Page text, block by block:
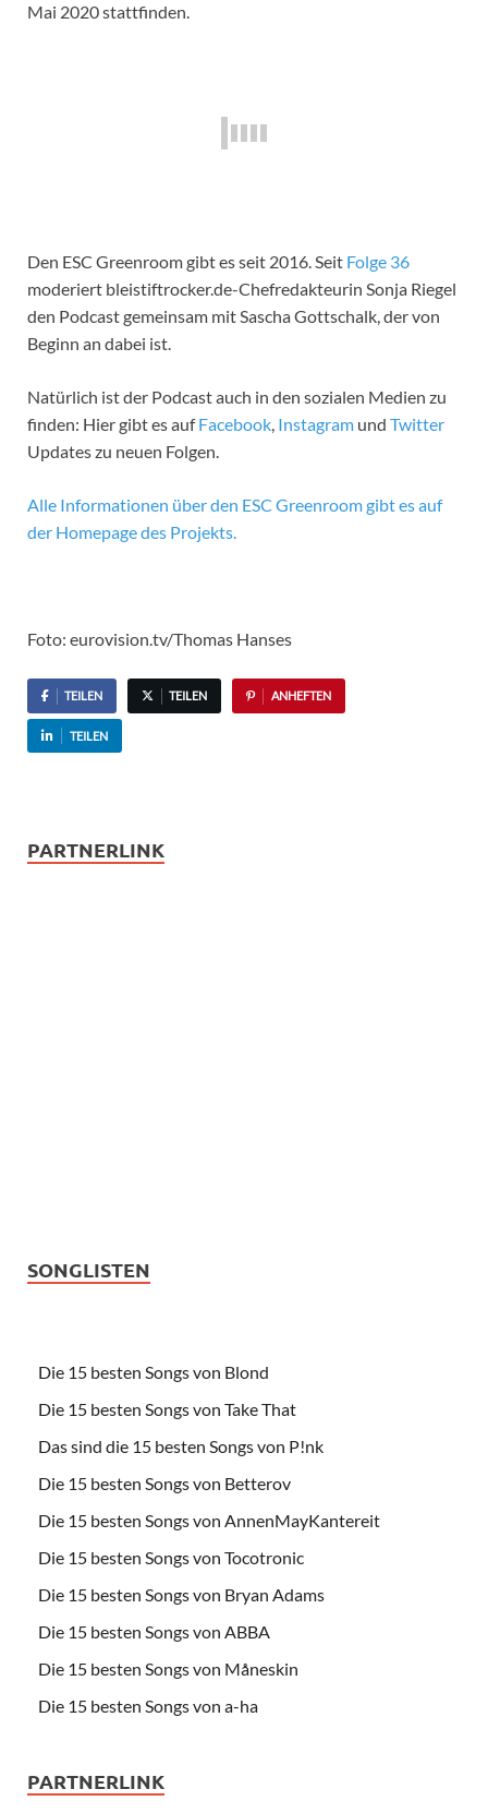
Mai 2020 stattfinden.
Den ESC Greenroom gibt es seit 2016. Seit Folge 36
moderiert bleistiftrocker.de-Chefredakteurin Sonja Riegel
den Podcast gemeinsam mit Sascha Gottschalk, der von
Beginn an dabei ist.
Natürlich ist der Podcast auch in den sozialen Medien zu
finden: Hier gibt es aufFacebook, Instagram und Twitter
Updates zu neuen Folgen.
Alle Informationen über den ESC Greenroom gibt es auf
der Homepage des Projekts.
Foto: eurovision.tv/Thomas Hanses
TEILEN TEILEN ANHEFTEN
TEILEN
PARTNERLINK
SONGLISTEN
Die 15 besten Songs von Blond
Die 15 besten Songs von Take That
Das sind die 15 besten Songs von P!nk
Die 15 besten Songs von Betterov
Die 15 besten Songs von AnnenMayKantereit
Die 15 besten Songs von Tocotronic
Die 15 besten Songs von Bryan Adams
Die 15 besten Songs von ABBA
Die 15 besten Songs von Måneskin
Die 15 besten Songs von a-ha
PARTNERLINK